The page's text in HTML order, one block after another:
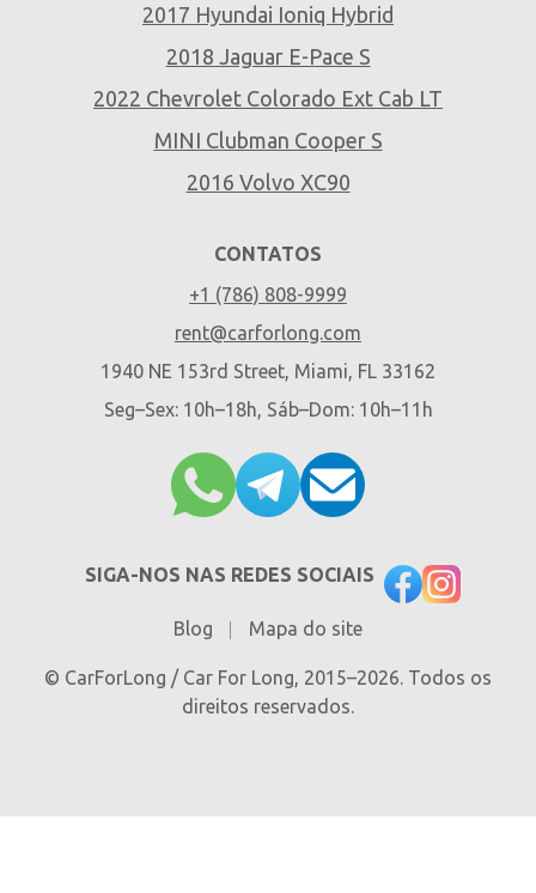
2017 Hyundai Ioniq Hybrid
2018 Jaguar E-Pace S
2022 Chevrolet Colorado Ext Cab LT
MINI Clubman Cooper S
2016 Volvo XC90
CONTATOS
+1 (786) 808-9999
rent@carforlong.com
1940 NE 153rd Street, Miami, FL 33162
Seg–Sex: 10h–18h, Sáb–Dom: 10h–11h
SIGA-NOS NAS REDES SOCIAIS
Blog Mapa do site
© CarForLong / Car For Long, 2015–2026. Todos os
direitos reservados.